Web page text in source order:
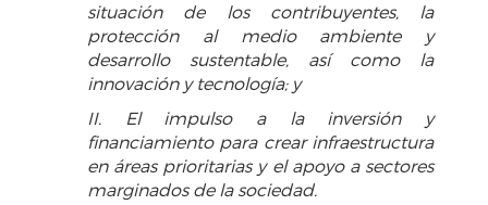
situación de los contribuyentes, la
protección al medio ambiente y
desarrollo sustentable, así como la
innovación y tecnología; y
II. El impulso a la inversión y
financiamiento para crear infraestructura
en áreas prioritarias y el apoyo a sectores
marginados de la sociedad.